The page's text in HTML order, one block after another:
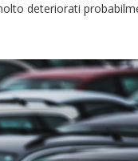
deteriorati